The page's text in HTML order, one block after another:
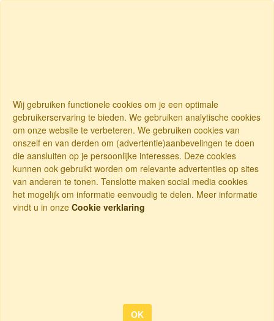
Wij gebruiken functionele cookies om je een optimale
gebruikerservaring te bieden. We gebruiken analytische cookies
om onze website te verbeteren. We gebruiken cookies van
onszelf en van derden om (advertentie)aanbevelingen te doen
die aansluiten op je persoonlijke interesses. Deze cookies
kunnen ook gebruikt worden om relevante advertenties op sites
van anderen te tonen. Tenslotte maken social media cookies
het mogelijk om informatie eenvoudig te delen. Meer informatie
vindt u in onze Cookie verklaring
OK